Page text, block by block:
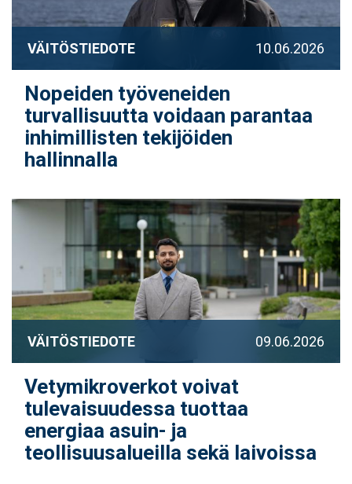
VÄITÖSTIEDOTE 10.06.2026
Nopeiden työveneiden
turvallisuutta voidaan parantaa
inhimillisten tekijöiden
hallinnalla
VÄITÖSTIEDOTE 09.06.2026
Vetymikroverkot voivat
tulevaisuudessa tuottaa
energiaa asuin- ja
teollisuusalueilla sekä laivoissa